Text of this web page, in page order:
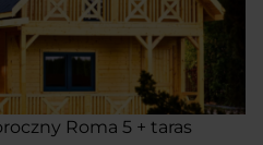
Roma 5 + taras